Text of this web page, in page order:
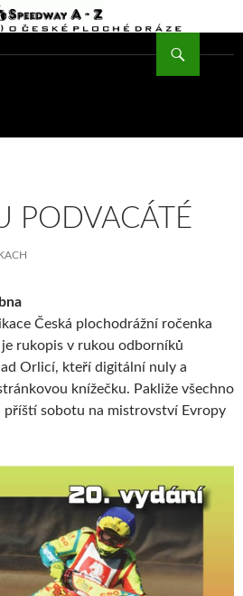
PODVACÁTÉ
Česká plochodrážní ročenka
rukopis v rukou odborníků
Orlicí, kteří digitální nuly a
knížečku. Pakliže všechno
příští sobotu na mistrovství Evropy